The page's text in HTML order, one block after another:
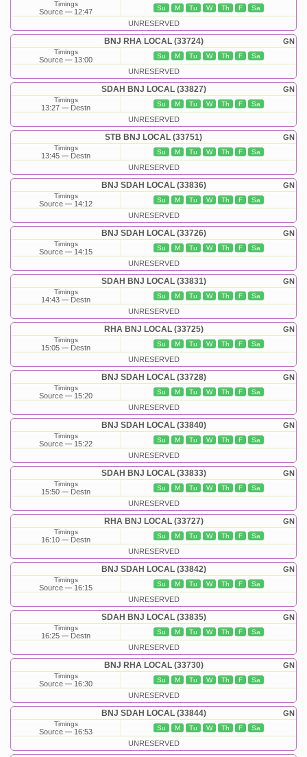
Timings
Source 12:47 Su M Tu W Th F Sa
UNRESERVED
GN
BNJ RHA LOCAL (33724)
Timings
Source 13:00 Su M Tu W Th F Sa
UNRESERVED
GN
SDAH BNJ LOCAL (33827)
Timings
13:27 Destn Su M Tu W Th F Sa
UNRESERVED
GN
STB BNJ LOCAL (33751)
Timings
13:45 Destn Su M Tu W Th F Sa
UNRESERVED
GN
BNJ SDAH LOCAL (33836)
Timings
Source 14:12 Su M Tu W Th F Sa
UNRESERVED
GN
BNJ SDAH LOCAL (33726)
Timings
Source 14:15 Su M Tu W Th F Sa
UNRESERVED
GN
SDAH BNJ LOCAL (33831)
Timings
14:43 Destn Su M Tu W Th F Sa
UNRESERVED
GN
RHA BNJ LOCAL (33725)
Timings
15:05 Destn Su M Tu W Th F Sa
UNRESERVED
GN
BNJ SDAH LOCAL (33728)
Timings
Source 15:20 Su M Tu W Th F Sa
UNRESERVED
GN
BNJ SDAH LOCAL (33840)
Timings
Source 15:22 Su M Tu W Th F Sa
UNRESERVED
GN
SDAH BNJ LOCAL (33833)
Timings
15:50 Destn Su M Tu W Th F Sa
UNRESERVED
GN
RHA BNJ LOCAL (33727)
Timings
16:10 Destn Su M Tu W Th F Sa
UNRESERVED
GN
BNJ SDAH LOCAL (33842)
Timings
Source 16:15 Su M Tu W Th F Sa
UNRESERVED
GN
SDAH BNJ LOCAL (33835)
Timings
16:25 Destn Su M Tu W Th F Sa
UNRESERVED
GN
BNJ RHA LOCAL (33730)
Timings
Source 16:30 Su M Tu W Th F Sa
UNRESERVED
GN
BNJ SDAH LOCAL (33844)
Timings
Source 16:53 Su M Tu W Th F Sa
UNRESERVED